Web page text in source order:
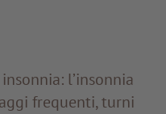
l’insonnia
frequenti, turni